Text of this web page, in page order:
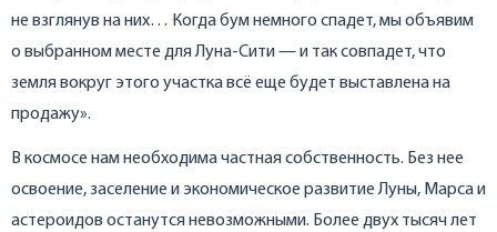
не взглянув на них… Когда бум немного спадет, мы объявим
о выбранном месте для Луна-Сити — и так совпадет, что
земля вокруг этого участка всё еще будет выставлена на
продажу».
В космосе нам необходима частная собственность. Без нее
освоение, заселение и экономическое развитие Луны, Марса и
астероидов останутся невозможными. Более двух тысяч лет